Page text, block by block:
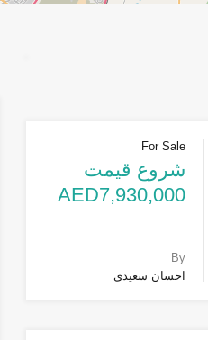
For Sale
شروع قیمت
AED7,930,000
By
احسان سعیدی